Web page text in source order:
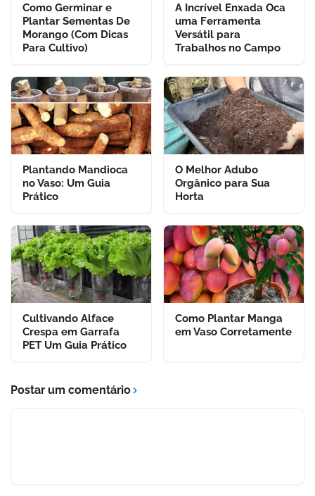
Como Germinar e
Plantar Sementas De
Morango (Com Dicas
Para Cultivo)
A Incrível Enxada Oca
uma Ferramenta
Versátil para
Trabalhos no Campo
Plantando Mandioca
no Vaso: Um Guia
Prático
O Melhor Adubo
Orgânico para Sua
Horta
Cultivando Alface
Crespa em Garrafa
PET Um Guia Prático
Como Plantar Manga
em Vaso Corretamente
Postar um comentário